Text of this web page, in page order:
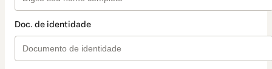
Doc. de identidade